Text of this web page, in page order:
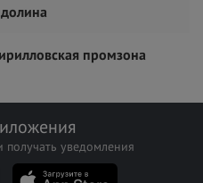
промзона
получать уведомления